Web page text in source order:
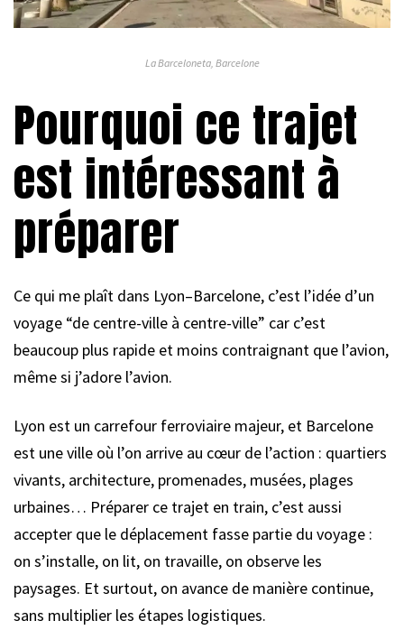
La Barceloneta, Barcelone
Pourquoi ce trajet
est intéressant à
préparer
Ce qui me plaît dans Lyon–Barcelone, c’est l’idée d’un
voyage “de centre-ville à centre-ville” car c’est
beaucoup plus rapide et moins contraignant que l’avion,
même si j’adore l’avion.
Lyon est un carrefour ferroviaire majeur, et Barcelone
est une ville où l’on arrive au cœur de l’action : quartiers
vivants, architecture, promenades, musées, plages
urbaines… Préparer ce trajet en train, c’est aussi
accepter que le déplacement fasse partie du voyage :
on s’installe, on lit, on travaille, on observe les
paysages. Et surtout, on avance de manière continue,
sans multiplier les étapes logistiques.